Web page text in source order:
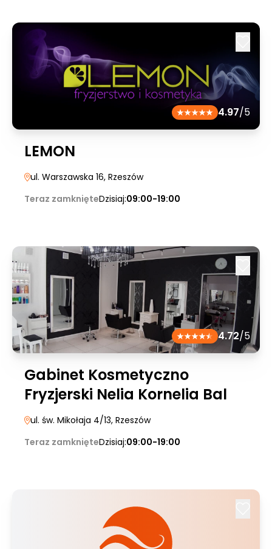
4.97/5
LEMON
ul. Warszawska 16, Rzeszów
Teraz zamknięteDzisiaj:09:00-19:00
4.72/5
Gabinet Kosmetyczno
Fryzjerski Nelia Kornelia Bal
ul. św. Mikołaja 4/13, Rzeszów
Teraz zamknięteDzisiaj:09:00-19:00